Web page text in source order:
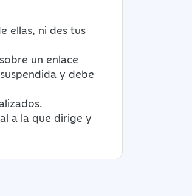
ellas, ni des tus
un enlace
y debe
a la que dirige y